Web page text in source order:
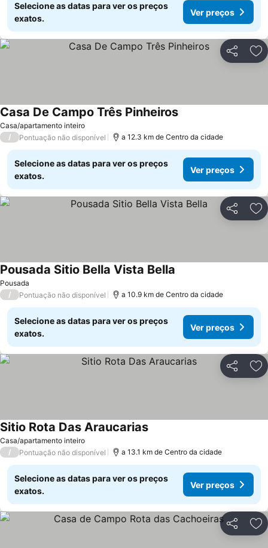
Selecione as datas para ver os preços
exatos.
Ver preços
Partilhar
Casa/apartamento inteiro
Casa De Campo Três Pinheiros
/ Pontuação não disponível a 12.3 km de Centro da cidade
Selecione as datas para ver os preços
exatos.
Ver preços
Partilhar
Pousada
Pousada Sitio Bella Vista Bella
/ Pontuação não disponível a 10.9 km de Centro da cidade
Selecione as datas para ver os preços
exatos.
Ver preços
Partilhar
Casa/apartamento inteiro
Sitio Rota Das Araucarias
/ Pontuação não disponível a 13.1 km de Centro da cidade
Selecione as datas para ver os preços
exatos.
Ver preços
Partilhar